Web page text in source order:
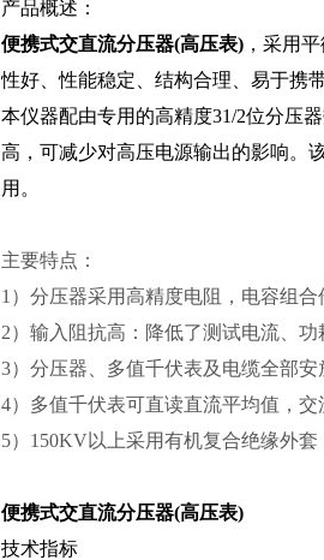
产品概述：
便携式交直流分压器(高压表) ，采用
性好、性能稳定、结构合理、易于携
本仪器配由专用的高精度31/2位分压
高，可减少对高压电源输出的影响。
用。
主要特点：
1）分压器采用高精度电阻，电容组
2）输入阻抗高：降低了测试电流、
3）分压器、多值千伏表及电缆全部
4）多值千伏表可直读直流平均值，交
5）150KV以上采用有机复合绝缘外
便携式交直流分压器(高压表)
技术指标